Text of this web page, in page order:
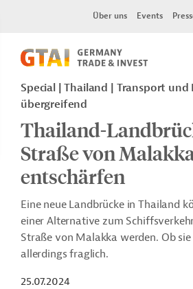
Über uns Events
Special Thailand
Transport und
übergreifend
Thailand-
Straße von
entschärfen
Eine neue Landbrücke in Thailand
einer Alternative zum
Straße von Malakka werden. Ob
allerdings fraglich.
25.07.2024